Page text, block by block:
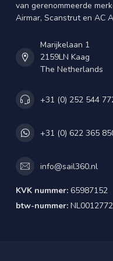
van gerenommeerde
Airmar, Scanstrut en AC
Marijkelaan 1
2159LN Kaag
The Netherlands
+31 (0) 252 544
+31 (0) 622 365
info@sail360.nl
KVK nummer: 65987152
btw-nummer: